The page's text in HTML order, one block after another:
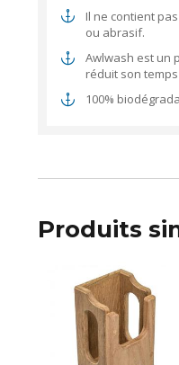
Il ne contient
ou abrasif.
Awlwash est un
réduit son
100%
Produits